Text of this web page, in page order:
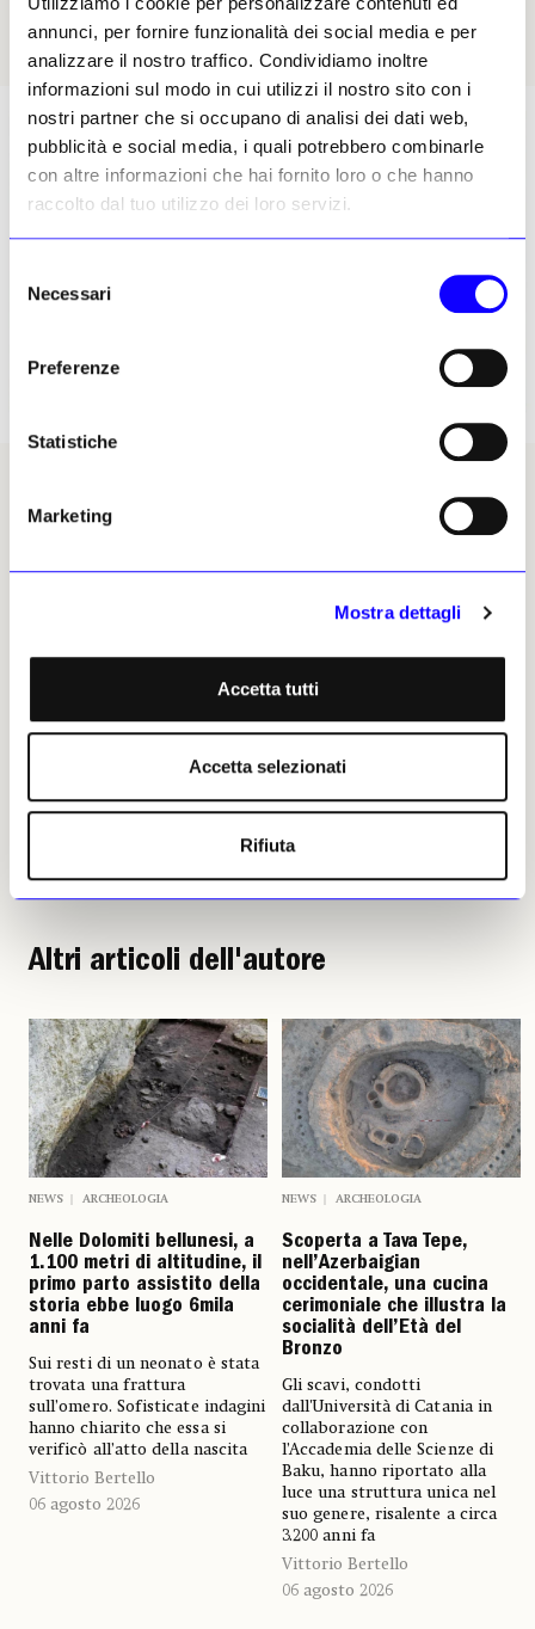
annunci, per fornire funzionalità dei social media e per
analizzare il nostro traffico. Condividiamo inoltre
informazioni sul modo in cui utilizzi il nostro sito con i
nostri partner che si occupano di analisi dei dati web,
pubblicità e social media, i quali potrebbero combinarle
con altre informazioni che hai fornito loro o che hanno
raccolto dal tuo utilizzo dei loro servizi.
delNecessari
Preferenze
Statistiche
Marketing
Mostra dettagli
Accetta tutti
Accetta selezionati
Rifiuta
l’idea di offrire al pubblico una testimonianza
inedita sulle origini del genio fiammingo.
Altri articoli dell'autore
NEWS ARCHEOLOGIA
Nelle Dolomiti bellunesi, a
1.100 metri di altitudine, il
primo parto assistito della
storia ebbe luogo 6mila
anni fa
Sui resti di un neonato è stata
trovata una frattura
sull’omero. Sofisticate indagini
hanno chiarito che essa si
verificò all’atto della nascita
Vittorio Bertello
06 agosto 2026
NEWS ARCHEOLOGIA
Scoperta a Tava Tepe,
nell’Azerbaigian
occidentale, una cucina
cerimoniale che illustra la
socialità dell’Età del
Bronzo
Gli scavi, condotti
dall'Università di Catania in
collaborazione con
l’Accademia delle Scienze di
Baku, hanno riportato alla
luce una struttura unica nel
suo genere, risalente a circa
3.200 anni fa
Vittorio Bertello
06 agosto 2026